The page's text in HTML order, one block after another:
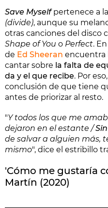
Save Myselfpertenece a
(divide), aunque su
otras canciones del disco
Shape of You o Perfect.
de Ed Sheeran encuentra
cantar sobre la falta de
da y el que recibe. Por
conclusión de que tiene
antes de priorizar al resto.
"Y todos los que me
dejaron en el estante /
de salvar a alguien más,
mismo", dice el estribillo
'Cómo me gustaría
Martín (2020)